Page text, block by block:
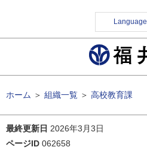
Language
ホーム ＞ 組織一覧 ＞ 高校教育課
最終更新日 2026年3月3日
ページID 062658